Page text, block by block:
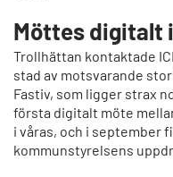
Möttes digitalt
Trollhättan kontaktade
stad av motsvarande
Fastiv, som ligger strax
första digitalt möte
i våras, och i september
kommunstyrelsens